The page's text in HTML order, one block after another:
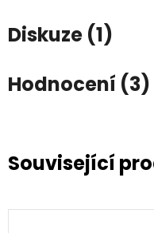
Diskuze (1)
Hodnocení (3)
Související